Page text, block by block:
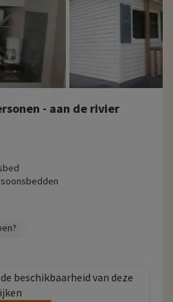
- aan de rivier
beschikbaarheid van deze